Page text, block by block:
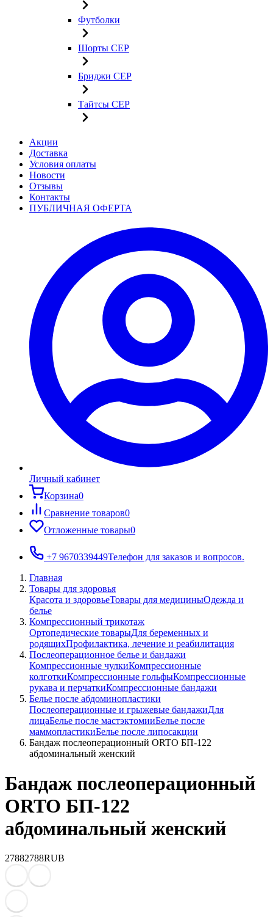
Футболки
Шорты CEP
Бриджи CEP
Тайтсы CEP
Акции
Доставка
Условия оплаты
Новости
Отзывы
Контакты
ПУБЛИЧНАЯ ОФЕРТА
Личный кабинет
Корзина0
Сравнение товаров0
Отложенные товары0
+7 9670339449Телефон для заказов и вопросов.
Главная
Товары для здоровья
Красота и здоровьеТовары для медициныОдежда и
белье
Компрессионный трикотаж
Ортопедические товарыДля беременных и
родящихПрофилактика, лечение и реабилитация
Послеоперационное белье и бандажи
Компрессионные чулкиКомпрессионные
колготкиКомпрессионные гольфыКомпрессионные
рукава и перчаткиКомпрессионные бандажи
Белье после абдоминопластики
Послеоперационные и грыжевые бандажиДля
лицаБелье после мастэктомииБелье после
маммопластикиБелье после липосакции
Бандаж послеоперационный ORTO БП-122
абдоминальный женский
Бандаж послеоперационный
ORTO БП-122
абдоминальный женский
27882788RUB